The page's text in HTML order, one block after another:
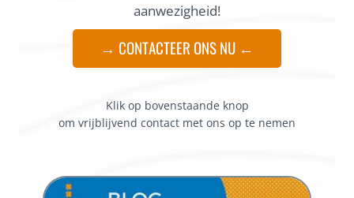
aanwezigheid!
→ CONTACTEER ONS NU ←
Klik op bovenstaande knop
om vrijblijvend contact met ons op te nemen